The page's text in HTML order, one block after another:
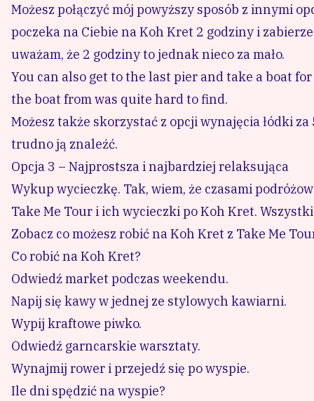
Możesz połączyć mój powyższy sposób z innymi
poczeka na Ciebie na Koh Kret 2 godziny i
uważam, że 2 godziny to jednak nieco za mało.
You can also get to the last pier and take a boat
the boat from was quite hard to find.
Możesz także skorzystać z opcji wynajęcia łódki
trudno ją znaleźć.
Opcja 3 – Najprostsza i najbardziej relaksująca
Wykup wycieczkę. Tak, wiem, że czasami
Take Me Tour i ich wycieczki po Koh Kret.
Zobacz co możesz robić na Koh Kret z Take Me
Co robić na Koh Kret?
Odwiedź market podczas weekendu.
Napij się kawy w jednej ze stylowych kawiarni.
Wypij kraftowe piwko.
Odwiedź garncarskie warsztaty.
Wynajmij rower i przejedź się po wyspie.
Ile dni spędzić na wyspie?